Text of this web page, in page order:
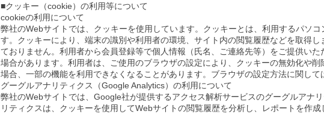
■クッキー（cookie）の利用等について
cookieの利用について
弊社のWebサイトでは、クッキーを使用しています。クッキーとは、利用するパソ
す。クッキーにより、端末の識別や利用者の環境、サイト内の閲覧履歴などを取得
ておりません。利用者から会員登録等で個人情報（氏名、ご連絡先等）をご提供い
場合があります。利用者は、ご使用のブラウザの設定により、クッキーの無効化や
場合、一部の機能を利用できなくなることがあります。ブラウザの設定方法に関して
グーグルアナリティクス（Google Analytics）の利用について
弊社のWebサイトでは、Google社が提供するアクセス解析サービスのグーグルアナ
リティクスは、クッキーを使用してWebサイトの閲覧履歴を分析し、レポートを作